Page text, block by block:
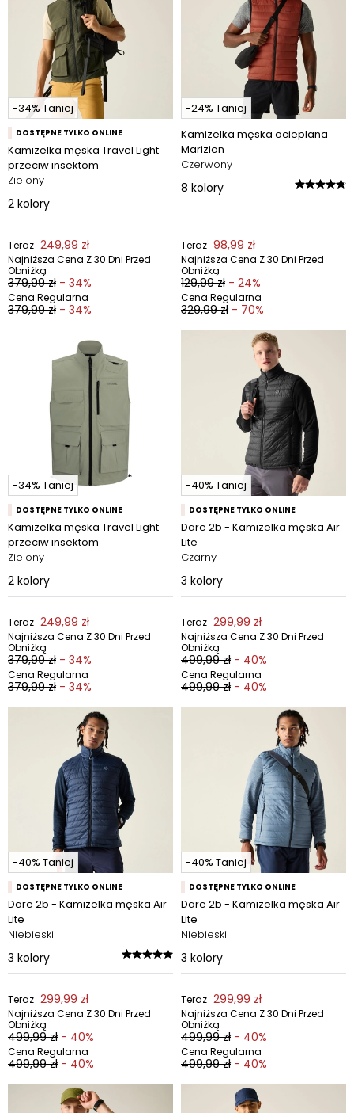
-34% Taniej
DOSTĘPNE TYLKO ONLINE
Kamizelka męska Travel Light
przeciw insektom
Zielony
2 kolory
Teraz 249,99 zł
Najniższa Cena Z 30 Dni Przed
Obniżką
379,99 zł - 34%
Cena Regularna
379,99 zł - 34%
-24% Taniej
Kamizelka męska ocieplana
Marizion
Czerwony
8 kolory
Teraz 98,99 zł
Najniższa Cena Z 30 Dni Przed
Obniżką
129,99 zł - 24%
Cena Regularna
329,99 zł - 70%
-34% Taniej
DOSTĘPNE TYLKO ONLINE
Kamizelka męska Travel Light
przeciw insektom
Zielony
2 kolory
Teraz 249,99 zł
Najniższa Cena Z 30 Dni Przed
Obniżką
379,99 zł - 34%
Cena Regularna
379,99 zł - 34%
-40% Taniej
DOSTĘPNE TYLKO ONLINE
Dare 2b - Kamizelka męska Air
Lite
Czarny
3 kolory
Teraz 299,99 zł
Najniższa Cena Z 30 Dni Przed
Obniżką
499,99 zł - 40%
Cena Regularna
499,99 zł - 40%
-40% Taniej
DOSTĘPNE TYLKO ONLINE
Dare 2b - Kamizelka męska Air
Lite
Niebieski
3 kolory
Teraz 299,99 zł
Najniższa Cena Z 30 Dni Przed
Obniżką
499,99 zł - 40%
Cena Regularna
499,99 zł - 40%
-40% Taniej
DOSTĘPNE TYLKO ONLINE
Dare 2b - Kamizelka męska Air
Lite
Niebieski
3 kolory
Teraz 299,99 zł
Najniższa Cena Z 30 Dni Przed
Obniżką
499,99 zł - 40%
Cena Regularna
499,99 zł - 40%